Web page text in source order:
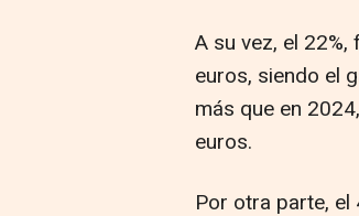
A su vez, el
euros, siendo el
más que en
euros.
Por otra parte, el